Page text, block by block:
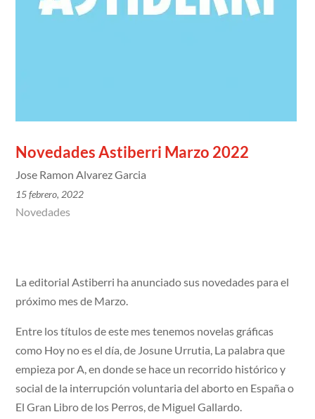
Novedades Astiberri Marzo 2022
Jose Ramon Alvarez Garcia
15 febrero, 2022
Novedades
La editorial Astiberri ha anunciado sus novedades para el
próximo mes de Marzo.
Entre los títulos de este mes tenemos novelas gráficas
como Hoy no es el día, de Josune Urrutia, La palabra que
empieza por A, en donde se hace un recorrido histórico y
social de la interrupción voluntaria del aborto en España o
El Gran Libro de los Perros, de Miguel Gallardo.